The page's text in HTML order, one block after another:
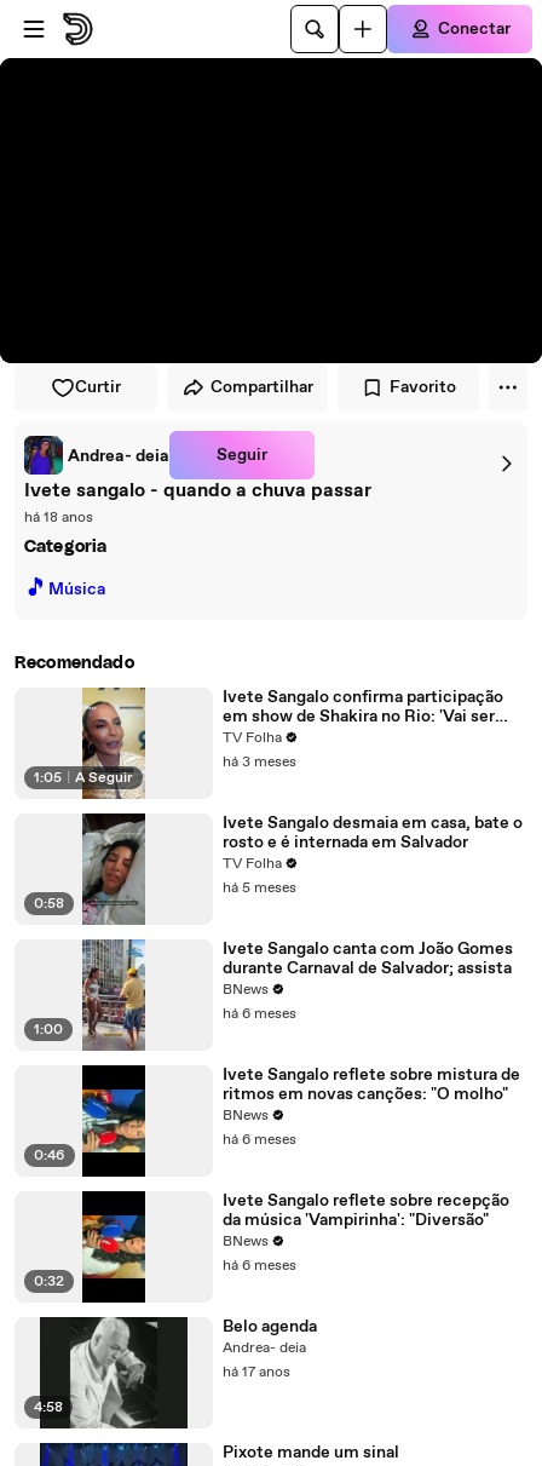
Pular para o player
Ir para o conteúdo principal
Conectar
Curtir Compartilhar Favorito
Andrea- deia Seguir
Ivete sangalo - quando a chuva passar
há 18 anos
Categoria
🎵 Música
Recomendado
1:05 A Seguir
Ivete Sangalo confirma participação
em show de Shakira no Rio: 'Vai ser
divertido'
TV Folha
há 3 meses
0:58
Ivete Sangalo desmaia em casa, bate o
rosto e é internada em Salvador
TV Folha
há 5 meses
1:00
Ivete Sangalo canta com João Gomes
durante Carnaval de Salvador; assista
BNews
há 6 meses
0:46
Ivete Sangalo reflete sobre mistura de
ritmos em novas canções: "O molho"
BNews
há 6 meses
0:32
Ivete Sangalo reflete sobre recepção
da música 'Vampirinha': "Diversão"
BNews
há 6 meses
4:58
Belo agenda
Andrea- deia
há 17 anos
Pixote mande um sinal